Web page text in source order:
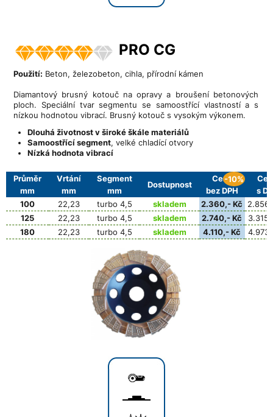
PRO CG
Použití: Beton, železobeton, cihla, přírodní kámen
Diamantový brusný kotouč na opravy a broušení betonových
ploch. Speciální tvar segmentu se samoostřící vlastností a s
nízkou hodnotou vibrací. Brusný kotouč s vysokým výkonem.
Dlouhá životnost v široké škále materiálů
Samoostřící segment, velké chladící otvory
Nízká hodnota vibrací
Průměr
mm
Vrtání
mm
Segment
mm
Dostupnost
Cena
bez DPH
-10%
s
100
22,23 turbo 4,5 skladem 2.360,- Kč
125
22,23 turbo 4,5 skladem 2.740,- Kč
180
22,23 turbo 4,5 skladem 4.110,- Kč